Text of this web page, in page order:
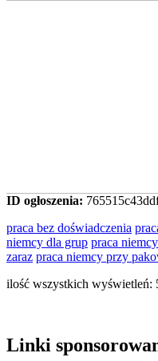
ID ogłoszenia:
praca bez doświadczenia
niemcy dla grup praca
zaraz praca niemcy przy
ilość wszystkich wyświetleń:
Linki